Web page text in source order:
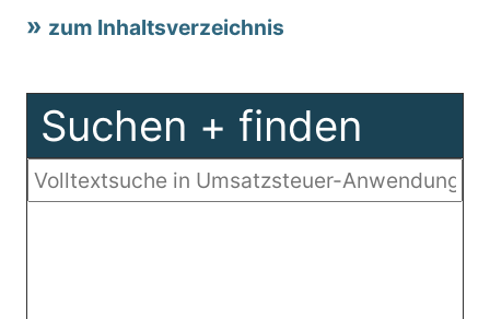
zum Inhaltsverzeichnis
Suchen + finden